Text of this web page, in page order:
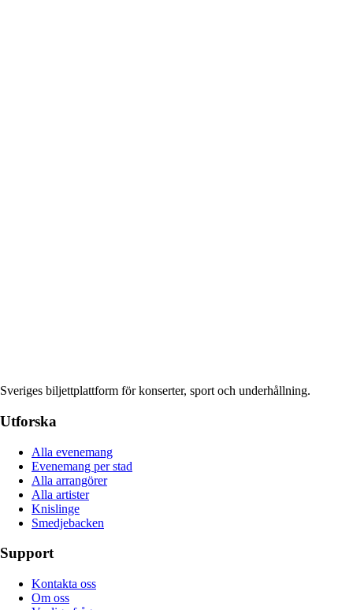
Sveriges biljettplattform för konserter, sport och underhållning.
Utforska
Alla evenemang
Evenemang per stad
Alla arrangörer
Alla artister
Knislinge
Smedjebacken
Support
Kontakta oss
Om oss